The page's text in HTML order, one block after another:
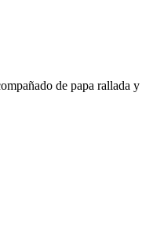
de papa rallada y